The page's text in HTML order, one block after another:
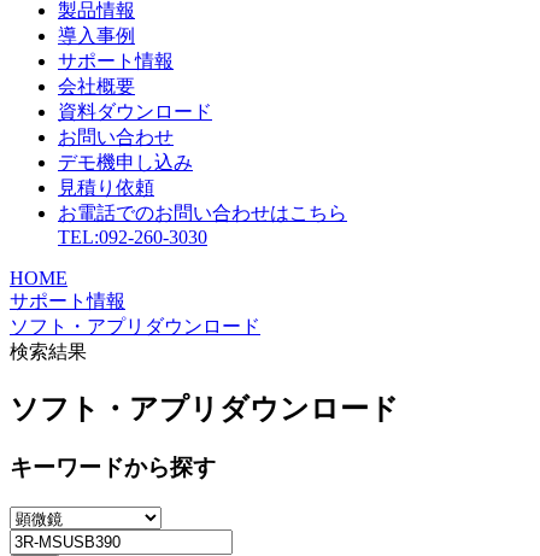
製品情報
導入事例
サポート情報
会社概要
資料ダウンロード
お問い合わせ
デモ機申し込み
見積り依頼
お電話でのお問い合わせはこちら
TEL:092-260-3030
HOME
サポート情報
ソフト・アプリダウンロード
検索結果
ソフト・アプリダウンロード
キーワードから探す